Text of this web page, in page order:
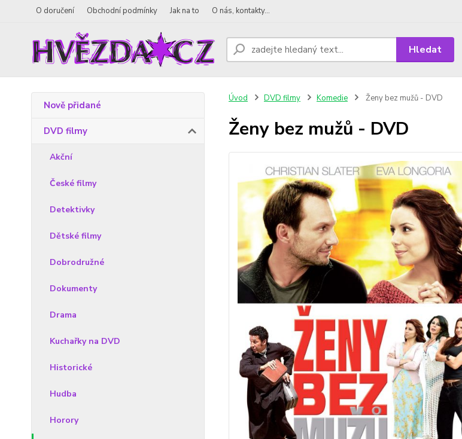
O doručení Obchodní podmínky Jak na to O nás, kontakty...
Hledat
Nově přidané
DVD filmy
Akční
České filmy
Detektivky
Dětské filmy
Dobrodružné
Dokumenty
Drama
Kuchařky na DVD
Historické
Hudba
Horory
Úvod DVD filmy Komedie Ženy bez mužů - DVD
Ženy bez mužů - DVD